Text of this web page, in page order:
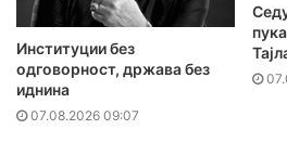
Институции без
одговорност, држава без
иднина
07.08.2026 09:07